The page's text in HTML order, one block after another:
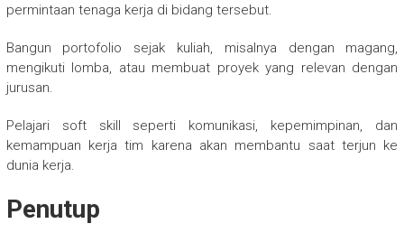
permintaan tenaga kerja di bidang tersebut.
Bangun portofolio sejak kuliah, misalnya dengan magang,
mengikuti lomba, atau membuat proyek yang relevan dengan
jurusan.
Pelajari soft skill seperti komunikasi, kepemimpinan, dan
kemampuan kerja tim karena akan membantu saat terjun ke
dunia kerja.
Penutup